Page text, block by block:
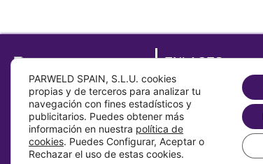
ENLACES
Sobre
Contacto
Productos
Parweld Global
PARWELD SPAIN, S.L.U. cookies
propias y de terceros para analizar tu
navegación con fines estadísticos y
publicitarios. Puedes obtener más
información en nuestra política de
cookies. Puedes Configurar, Aceptar o
Rechazar el uso de estas cookies.